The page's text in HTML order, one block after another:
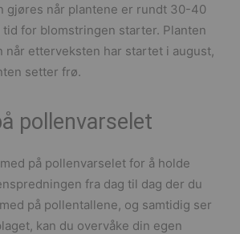
gjøres når plantene er rundt 30-40
tid for blomstringen starter. Planten
når etterveksten har startet i august,
setter frø.
pollenvarselet
på pollenvarselet for å holde
fra dag til dag der du
på pollentallene, og samtidig ser
kan du overvåke din egen